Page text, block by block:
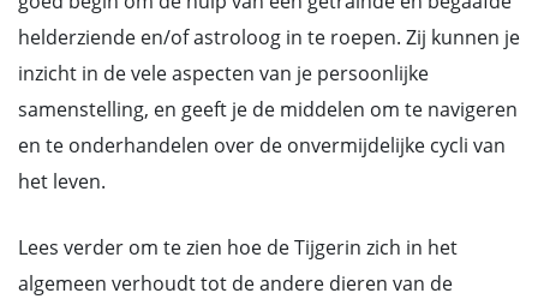
helderziende en/of astroloog in te roepen. Zij kunnen je
inzicht in de vele aspecten van je persoonlijke
samenstelling, en geeft je de middelen om te navigeren
en te onderhandelen over de onvermijdelijke cycli van
het leven.
Lees verder om te zien hoe de Tijgerin zich in het
algemeen verhoudt tot de andere dieren van de